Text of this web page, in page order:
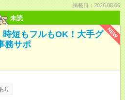
掲載日：2026.08.06
未読
NEW
短もフルもOK！大手グ
務サポ
り